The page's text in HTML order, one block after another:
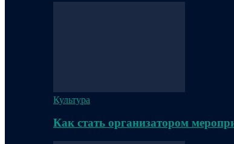
Культура
Как стать организатором